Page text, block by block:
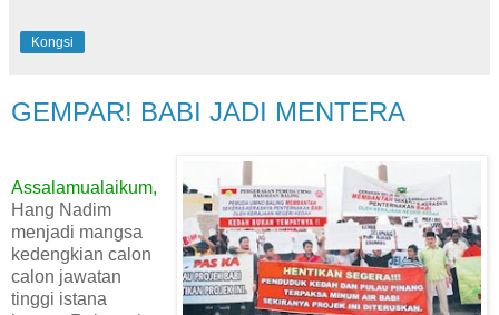
Kongsi
GEMPAR! BABI JADI MENTERA
Assalamualaikum,
Hang Nadim
menjadi mangsa
kedengkian calon
calon jawatan
tinggi istana